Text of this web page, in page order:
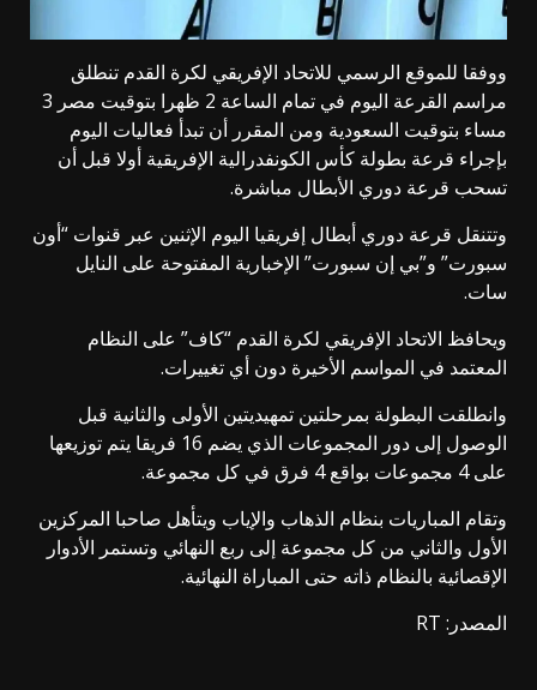
ووفقا للموقع الرسمي للاتحاد الإفريقي لكرة القدم تنطلق
مراسم القرعة اليوم في تمام الساعة 2 ظهرا بتوقيت مصر 3
مساء بتوقيت السعودية ومن المقرر أن تبدأ فعاليات اليوم
بإجراء قرعة بطولة كأس الكونفدرالية الإفريقية أولا قبل أن
تسحب قرعة دوري الأبطال مباشرة.
وتتنقل قرعة دوري أبطال إفريقيا اليوم الإثنين عبر قنوات “أون
سبورت” و”بي إن سبورت” الإخبارية المفتوحة على النايل
سات.
ويحافظ الاتحاد الإفريقي لكرة القدم “كاف” على النظام
المعتمد في المواسم الأخيرة دون أي تغييرات.
وانطلقت البطولة بمرحلتين تمهيديتين الأولى والثانية قبل
الوصول إلى دور المجموعات الذي يضم 16 فريقا يتم توزيعها
على 4 مجموعات بواقع 4 فرق في كل مجموعة.
وتقام المباريات بنظام الذهاب والإياب ويتأهل صاحبا المركزين
الأول والثاني من كل مجموعة إلى ربع النهائي وتستمر الأدوار
الإقصائية بالنظام ذاته حتى المباراة النهائية.
المصدر: RT